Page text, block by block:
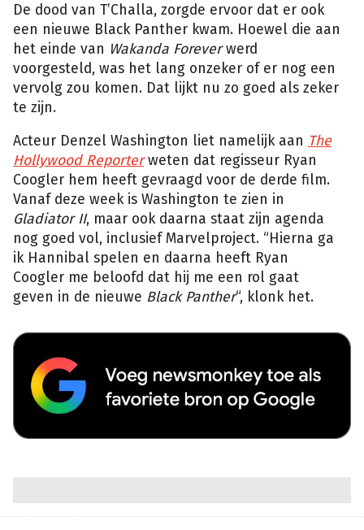
De dood van T’Challa, zorgde ervoor dat er ook
een nieuwe Black Panther kwam. Hoewel die aan
het einde van Wakanda Foreverwerd
voorgesteld, was het lang onzeker of er nog een
vervolg zou komen. Dat lijkt nu zo goed als zeker
te zijn.
Acteur Denzel Washington liet namelijk aan The
Hollywood Reporterweten dat regisseur Ryan
Coogler hem heeft gevraagd voor de derde film.
Vanaf deze week is Washington te zien in
Gladiator II, maar ook daarna staat zijn agenda
nog goed vol, inclusief Marvelproject. “Hierna ga
ik Hannibal spelen en daarna heeft Ryan
Coogler me beloofd dat hij me een rol gaat
geven in de nieuwe Black Panther“, klonk het.